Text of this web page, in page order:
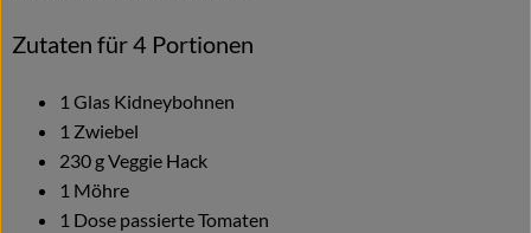
So geht's
Veranstaltungen
Blog
Zutaten für 4 Portionen
1 Glas Kidneybohnen
1 Zwiebel
230 g Veggie Hack
1 Möhre
1 Dose passierte Tomaten